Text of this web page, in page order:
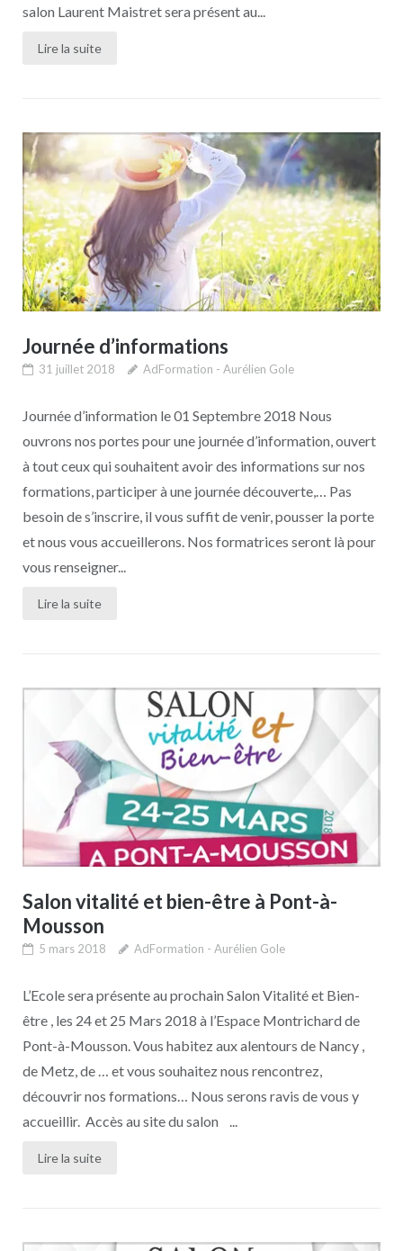
salon Laurent Maistret sera présent au...
Lire la suite
Journée d’informations
31 juillet 2018 AdFormation - Aurélien Gole
Journée d’information le 01 Septembre 2018 Nous
ouvrons nos portes pour une journée d’information, ouvert
à tout ceux qui souhaitent avoir des informations sur nos
formations, participer à une journée découverte,… Pas
besoin de s’inscrire, il vous suffit de venir, pousser la porte
et nous vous accueillerons. Nos formatrices seront là pour
vous renseigner...
Lire la suite
Salon vitalité et bien-être à Pont-à-
Mousson
5 mars 2018 AdFormation - Aurélien Gole
L’Ecole sera présente au prochain Salon Vitalité et Bien-
être , les 24 et 25 Mars 2018 à l’Espace Montrichard de
Pont-à-Mousson. Vous habitez aux alentours de Nancy ,
de Metz, de … et vous souhaitez nous rencontrez,
découvrir nos formations… Nous serons ravis de vous y
accueillir. Accès au site du salon ...
Lire la suite